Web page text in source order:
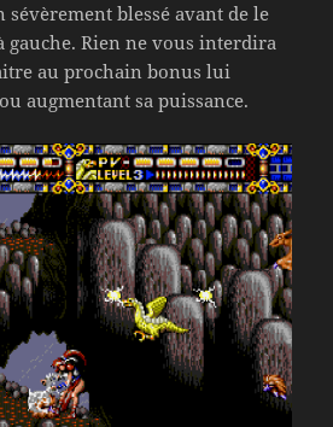
blessé avant de le
gauche. Rien ne vous interdira
au prochain bonus lui
augmentant sa puissance.